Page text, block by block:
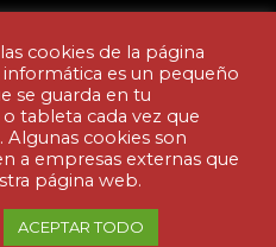
de privacidad
CEDES | made by
cookies de la página
es un pequeño
se guarda en tu
tableta cada vez que
Algunas cookies son
a empresas externas que
página web.
ACEPTAR TODO